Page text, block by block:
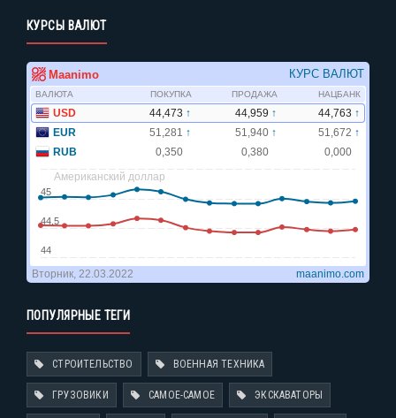
КУРСЫ ВАЛЮТ
ПОПУЛЯРНЫЕ ТЕГИ
СТРОИТЕЛЬСТВО ВОЕННАЯ ТЕХНИКА
ГРУЗОВИКИ САМОЕ-САМОЕ ЭКСКАВАТОРЫ